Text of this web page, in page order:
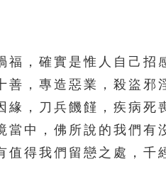
，確實是惟人自己招
，專造惡業，殺盜邪
，刀兵饑饉，疾病死
中，佛所說的我們有
得我們留戀之處，千